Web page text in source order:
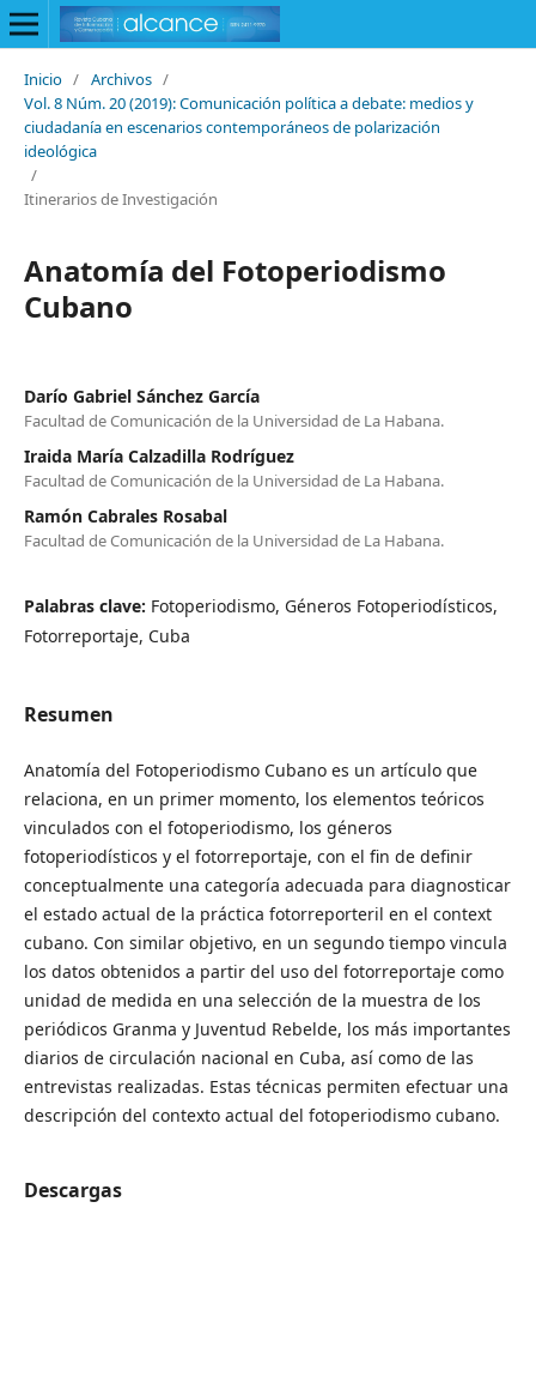
Inicio / Archivos /
Vol. 8 Núm. 20 (2019): Comunicación política a debate: medios y
ciudadanía en escenarios contemporáneos de polarización
ideológica
/
Itinerarios de Investigación
Anatomía del Fotoperiodismo
Cubano
Darío Gabriel Sánchez García
Facultad de Comunicación de la Universidad de La Habana.
Iraida María Calzadilla Rodríguez
Facultad de Comunicación de la Universidad de La Habana.
Ramón Cabrales Rosabal
Facultad de Comunicación de la Universidad de La Habana.
Palabras clave: Fotoperiodismo, Géneros Fotoperiodísticos,
Fotorreportaje, Cuba
Resumen
Anatomía del Fotoperiodismo Cubano es un artículo que
relaciona, en un primer momento, los elementos teóricos
vinculados con el fotoperiodismo, los géneros
fotoperiodísticos y el fotorreportaje, con el fin de definir
conceptualmente una categoría adecuada para diagnosticar
el estado actual de la práctica fotorreporteril en el context
cubano. Con similar objetivo, en un segundo tiempo vincula
los datos obtenidos a partir del uso del fotorreportaje como
unidad de medida en una selección de la muestra de los
periódicos Granma y Juventud Rebelde, los más importantes
diarios de circulación nacional en Cuba, así como de las
entrevistas realizadas. Estas técnicas permiten efectuar una
descripción del contexto actual del fotoperiodismo cubano.
Descargas